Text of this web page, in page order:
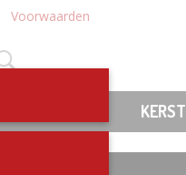
Voorwaarden
KERST